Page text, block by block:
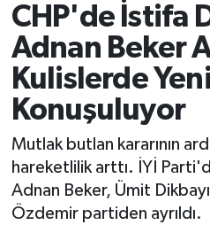
CHP'de İstifa
Adnan Beker
Kulislerde
Konuşuluyor
Mutlak butlan kararının
hareketlilik arttı. İYİ
Adnan Beker, Ümit
Özdemir partiden ayrıldı.
Tüm Manşetler
Son Dakika Haberleri
Haber Arşivi